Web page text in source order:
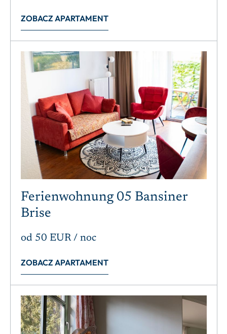
ZOBACZ APARTAMENT
Ferienwohnung 05 Bansiner
Brise
od 50 EUR/ noc
ZOBACZ APARTAMENT